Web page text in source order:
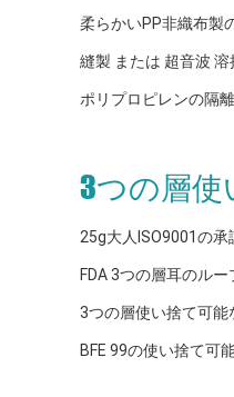
柔らかいPP非織布製
縫製 または 超音波
ポリプロピレンの隔
3つの層使
25g大人ISO9001の
FDA 3つの層耳のル
3つの層使い捨て可
BFE 99の使い捨て可